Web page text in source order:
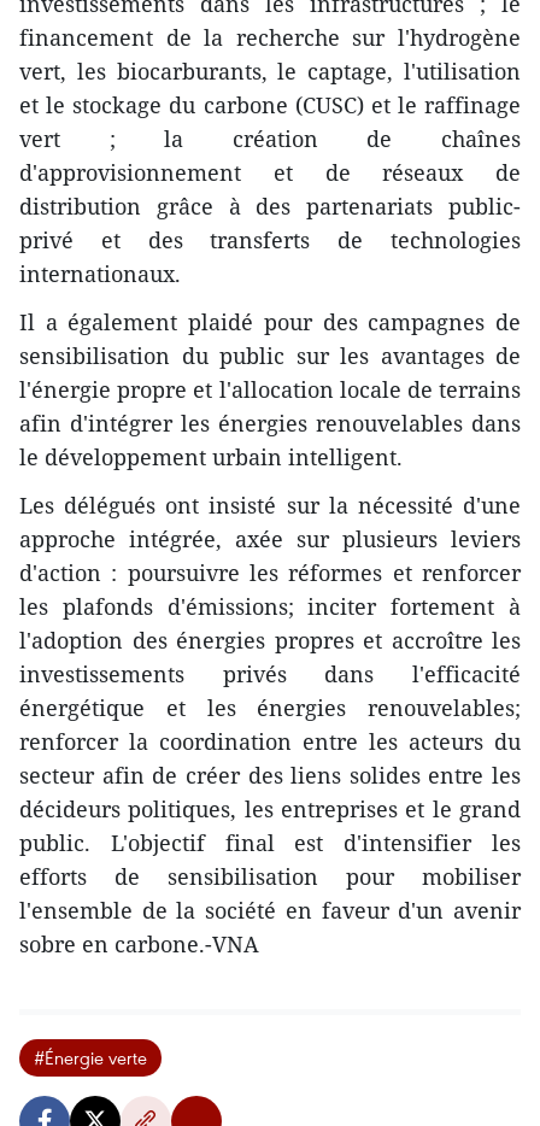
financement de la recherche sur l'hydrogène
vert, les biocarburants, le captage, l'utilisation
et le stockage du carbone (CUSC) et le raffinage
vert ; la création de chaînes
d'approvisionnement et de réseaux de
distribution grâce à des partenariats public-
privé et des transferts de technologies
internationaux.
Il a également plaidé pour des campagnes de
sensibilisation du public sur les avantages de
l'énergie propre et l'allocation locale de terrains
afin d'intégrer les énergies renouvelables dans
le développement urbain intelligent.
Les délégués ont insisté sur la nécessité d'une
approche intégrée, axée sur plusieurs leviers
d'action : poursuivre les réformes et renforcer
les plafonds d'émissions; inciter fortement à
l'adoption des énergies propres et accroître les
investissements privés dans l'efficacité
énergétique et les énergies renouvelables;
renforcer la coordination entre les acteurs du
secteur afin de créer des liens solides entre les
décideurs politiques, les entreprises et le grand
public. L'objectif final est d'intensifier les
efforts de sensibilisation pour mobiliser
l'ensemble de la société en faveur d'un avenir
sobre en carbone.-VNA
#Énergie verte